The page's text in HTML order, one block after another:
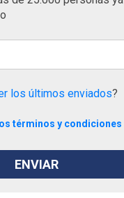
los últimos enviados?
términos y condiciones